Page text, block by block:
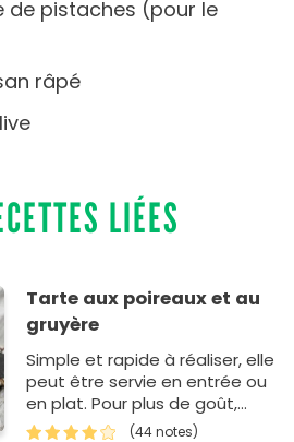
de pistaches (pour le
râpé
LIÉES
Tarte aux poireaux et au
gruyère
Simple et rapide à réaliser, elle
peut être servie en entrée ou
en plat. Pour plus de goût,
n'hésitez pas à ajou…
(44 notes)